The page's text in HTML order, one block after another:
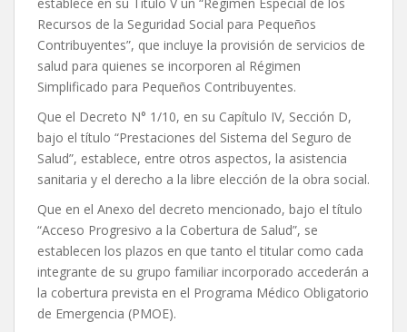
Recursos de la Seguridad Social para Pequeños
Contribuyentes”, que incluye la provisión de servicios de
salud para quienes se incorporen al Régimen
Simplificado para Pequeños Contribuyentes.
Que el Decreto N° 1/10, en su Capítulo IV, Sección D,
bajo el título “Prestaciones del Sistema del Seguro de
Salud”, establece, entre otros aspectos, la asistencia
sanitaria y el derecho a la libre elección de la obra social.
Que en el Anexo del decreto mencionado, bajo el título
“Acceso Progresivo a la Cobertura de Salud”, se
establecen los plazos en que tanto el titular como cada
integrante de su grupo familiar incorporado accederán a
la cobertura prevista en el Programa Médico Obligatorio
de Emergencia (PMOE).